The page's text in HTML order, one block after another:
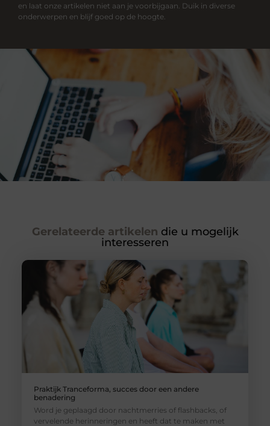
en laat onze artikelen niet aan je voorbijgaan. Duik in diverse
onderwerpen en blijf goed op de hoogte.
Gerelateerde artikelen die u mogelijk
interesseren
Praktijk Tranceforma, succes door een andere
benadering
Word je geplaagd door nachtmerries of flashbacks, of
vervelende herinneringen en heeft dat te maken met